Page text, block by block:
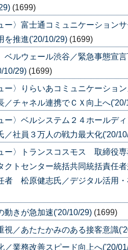
(1699)
ー〉富士通コミュニケーション
を推進('20/10/29) (1699)
ルウェール渋谷／緊急事態宣
10/29) (1699)
ー〉りらいあコミュニケーショ
チャネル連携でＣＸ向上へ('20/
ー〉ベルシステム２４ホールデ
社員３万人の戦力最大化('20/
ー〉トランスコスモス 取締役専
トセンター統括共同統括責任者
者 松原健志氏／デジタル活用
動きが急加速('20/10/29) (1699)
視／あたたかみのある接客意識
／業務改善スピード向上へ('20/